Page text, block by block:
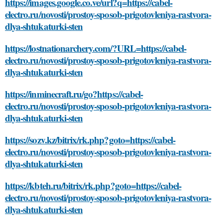
electro.ru/novosti/prostoy-sposob-prigotovleniya-rastvora-
dlya-shtukaturki-sten
https://lostnationarchery.com/?URL=https://cabel-
electro.ru/novosti/prostoy-sposob-prigotovleniya-rastvora-
dlya-shtukaturki-sten
https://inminecraft.ru/go?https://cabel-
electro.ru/novosti/prostoy-sposob-prigotovleniya-rastvora-
dlya-shtukaturki-sten
https://sozv.kz/bitrix/rk.php?goto=https://cabel-
electro.ru/novosti/prostoy-sposob-prigotovleniya-rastvora-
dlya-shtukaturki-sten
https://kbteh.ru/bitrix/rk.php?goto=https://cabel-
electro.ru/novosti/prostoy-sposob-prigotovleniya-rastvora-
dlya-shtukaturki-sten